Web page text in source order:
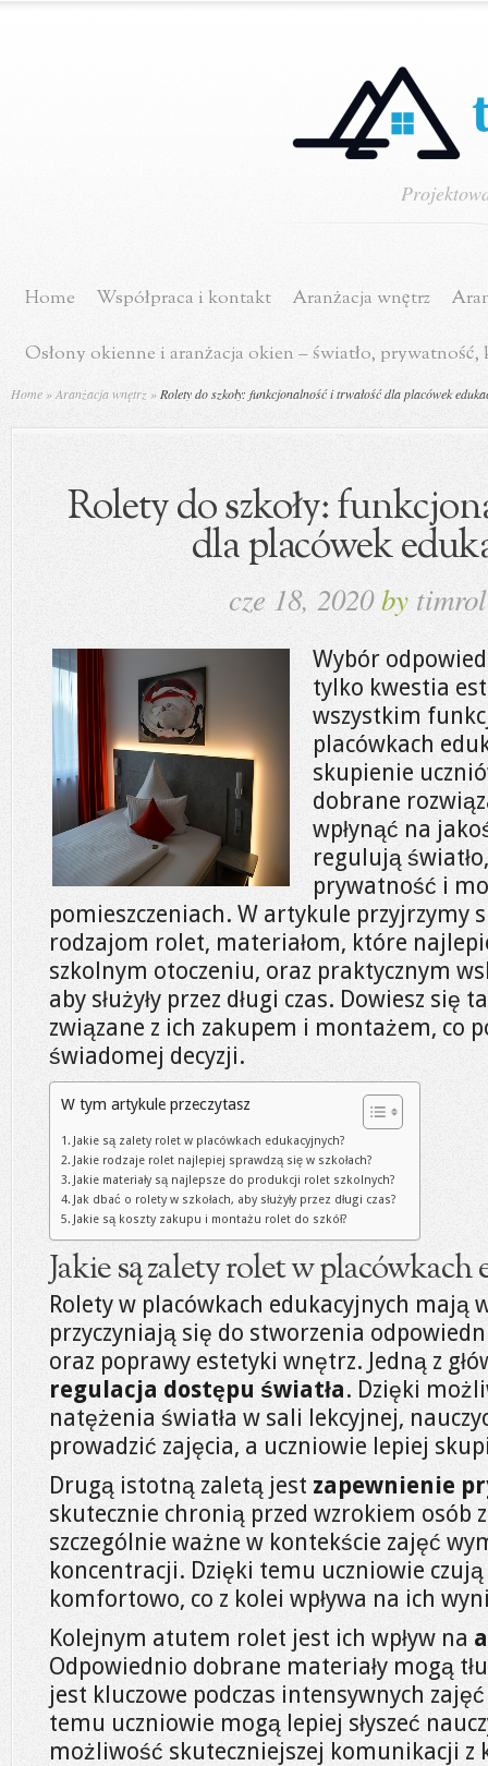
Home Współpraca i kontakt Aranżacja wnętrz
Osłony okienne i aranżacja okien – światło,
Home »Aranżacja wnętrz » Rolety do szkoły: funkcjonalność i trwałość dla placówek
Rolety do szkoły:
dla placówek
cze 18, 2020by
Wybór
tylko kwestia
wszystkim
placówkach
skupienie
dobrane
wpłynąć na
regulują
prywatność i
pomieszczeniach. W artykule przyjrzymy
rodzajom rolet, materiałom, które
szkolnym otoczeniu, oraz praktycznym
aby służyły przez długi czas. Dowiesz się
związane z ich zakupem i montażem, co
świadomej decyzji.
W tym artykule przeczytasz
Jakie są zalety rolet w placówkach edukacyjnych?
Jakie rodzaje rolet najlepiej sprawdzą się w szkołach?
Jakie materiały są najlepsze do produkcji rolet szkolnych?
Jak dbać o rolety w szkołach, aby służyły przez długi czas?
Jakie są koszty zakupu i montażu rolet do szkół?
Jakie są zalety rolet w placówkach
Rolety w placówkach edukacyjnych mają
przyczyniają się do stworzenia
oraz poprawy estetyki wnętrz. Jedną z
regulacja dostępu światła. Dzięki
natężenia światła w sali lekcyjnej,
prowadzić zajęcia, a uczniowie lepiej
Drugą istotną zaletą jest zapewnienie
skutecznie chronią przed wzrokiem osób
szczególnie ważne w kontekście zajęć
koncentracji. Dzięki temu uczniowie
komfortowo, co z kolei wpływa na ich
Kolejnym atutem rolet jest ich wpływ na
Odpowiednio dobrane materiały mogą
jest kluczowe podczas intensywnych
temu uczniowie mogą lepiej słyszeć
możliwość skuteczniejszej komunikacji z